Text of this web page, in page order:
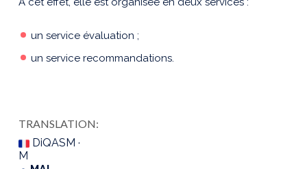
un service évaluation ;
un service recommandations.
TRANSLATION:
DiQASM ·
M